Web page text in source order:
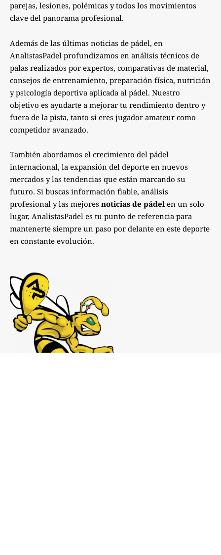
parejas, lesiones, polémicas y todos los movimientos
clave del panorama profesional.
Además de las últimas noticias de pádel, en
AnalistasPadel profundizamos en análisis técnicos de
palas realizados por expertos, comparativas de material,
consejos de entrenamiento, preparación física, nutrición
y psicología deportiva aplicada al pádel. Nuestro
objetivo es ayudarte a mejorar tu rendimiento dentro y
fuera de la pista, tanto si eres jugador amateur como
competidor avanzado.
También abordamos el crecimiento del pádel
internacional, la expansión del deporte en nuevos
mercados y las tendencias que están marcando su
futuro. Si buscas información fiable, análisis
profesional y las mejores noticias de pádel en un solo
lugar, AnalistasPadel es tu punto de referencia para
mantenerte siempre un paso por delante en este deporte
en constante evolución.